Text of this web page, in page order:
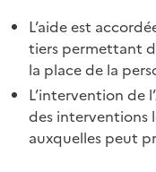
L’aide est
tiers permettant
la place de la
L’intervention de
des interventions
auxquelles peut